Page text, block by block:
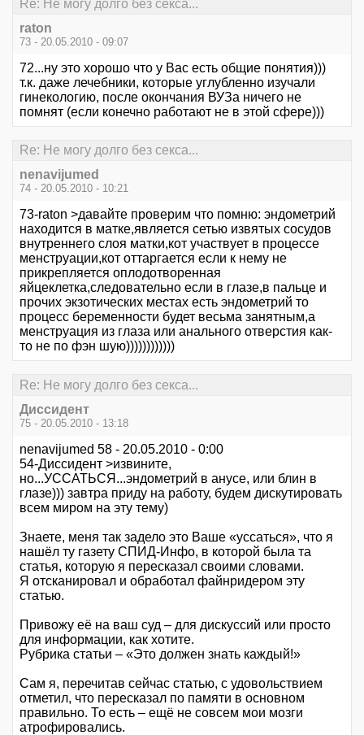
Re: Не могу долго без секса...
raton
73 - 20.05.2010 - 09:07
72...ну это хорошо что у Вас есть общие понятия)))
т.к. даже лечебники, которые углубленно изучали
гинекологию, после окончания ВУЗа ничего не
помнят (если конечно работают не в этой сфере)))
Re: Не могу долго без секса...
nenavijumed
74 - 20.05.2010 - 10:21
73-raton >давайте проверим что помню: эндометрий
находится в матке,является сетью извятых сосудов
внутреннего слоя матки,кот участвует в процессе
менструации,кот оттаргается если к нему не
прикрепляется оплодотворенная
яйцеклетка,следовательно если в глазе,в пальце и
прочих экзотических местах есть эндометрий то
процесс беременности будет весьма занятным,а
менструация из глаза или анального отверстия как-
то не по фэн шую))))))))))))
Re: Не могу долго без секса...
Диссидент
75 - 20.05.2010 - 13:18
nenavijumed 58 - 20.05.2010 - 0:00
54-Диссидент >извините,
но...УССАТЬСЯ...эндометрий в анусе, или блин в
глазе))) завтра приду на работу, будем дискутировать
всем миром на эту тему)
Знаете, меня так задело это Ваше «уссаться», что я
нашёл ту газету СПИД-Инфо, в которой была та
статья, которую я пересказал своими словами.
Я отсканировал и обработал файнридером эту
статью.
Привожу её на ваш суд – для дискуссий или просто
для информации, как хотите.
Рубрика статьи – «Это должен знать каждый!»
Сам я, перечитав сейчас статью, с удовольствием
отметил, что пересказал по памяти в основном
правильно. То есть – ещё не совсем мои мозги
атрофировались.